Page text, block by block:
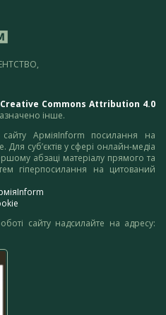
Creative Commons Attribution 4.0
інше.
АрміяInform посилання на
Для суб’єктів у сфері онлайн-медіа
абзаці матеріалу прямого та
гіперпосилання на цитований
сайту надсилайте на адресу: